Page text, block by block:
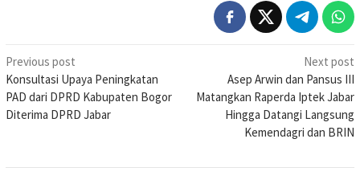
Post
navigation
Previous post
Konsultasi Upaya Peningkatan
PAD dari DPRD Kabupaten Bogor
Diterima DPRD Jabar
Next post
Asep Arwin dan Pansus III
Matangkan Raperda Iptek Jabar
Hingga Datangi Langsung
Kemendagri dan BRIN